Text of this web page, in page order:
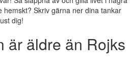
Skriv gärna ner dina tankar
dig!
är äldre än Rojks